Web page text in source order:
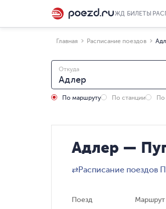
ЖД БИЛЕТЫ
Главная Расписание поездов
Откуда
По маршруту По станции По
Адлер —
⇄Расписание поездов
Поезд Маршрут